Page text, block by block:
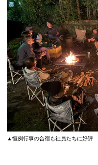
▲恒例行事の合宿も社員たちに好評